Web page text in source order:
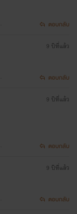
ตอบกลับ
9 ปีที่แล้ว
ตอบกลับ
9 ปีที่แล้ว
ตอบกลับ
9 ปีที่แล้ว
ตอบกลับ